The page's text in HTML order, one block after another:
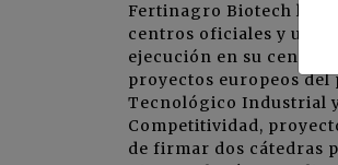
Fertinagro Biotech
centros oficiales y
ejecución en su centro
proyectos europeos
Tecnológico Industrial
Competitividad,
de firmar dos cátedras